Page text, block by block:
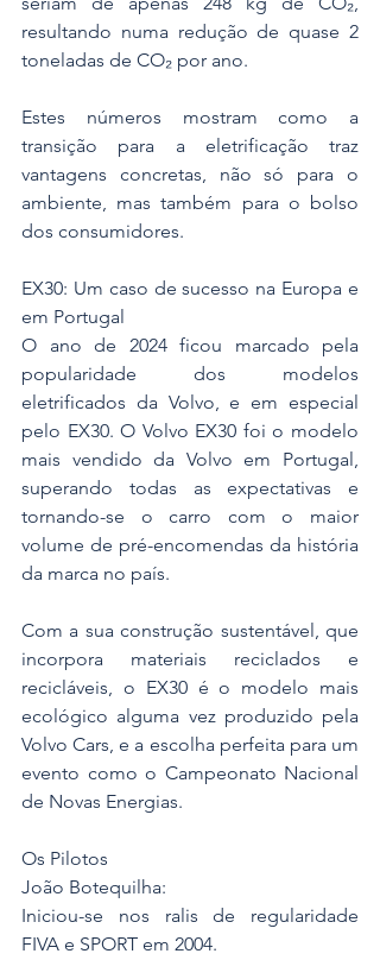
resultando numa redução de quase 2
toneladas de CO₂ por ano.
Estes números mostram como a
transição para a eletrificação traz
vantagens concretas, não só para o
ambiente, mas também para o bolso
dos consumidores.
EX30: Um caso de sucesso na Europa e
em Portugal
O ano de 2024 ficou marcado pela
popularidade dos modelos
eletrificados da Volvo, e em especial
pelo EX30. O Volvo EX30 foi o modelo
mais vendido da Volvo em Portugal,
superando todas as expectativas e
tornando-se o carro com o maior
volume de pré-encomendas da história
da marca no país.
Com a sua construção sustentável, que
incorpora materiais reciclados e
recicláveis, o EX30 é o modelo mais
ecológico alguma vez produzido pela
Volvo Cars, e a escolha perfeita para um
evento como o Campeonato Nacional
de Novas Energias.
Os Pilotos
João Botequilha:
Iniciou-se nos ralis de regularidade
FIVA e SPORT em 2004.